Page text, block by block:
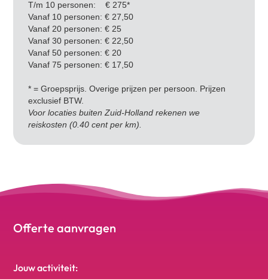
T/m 10 personen: € 275*
Vanaf 10 personen: € 27,50
Vanaf 20 personen: € 25
Vanaf 30 personen: € 22,50
Vanaf 50 personen: € 20
Vanaf 75 personen: € 17,50
* = Groepsprijs. Overige prijzen per persoon. Prijzen
exclusief BTW.
Voor locaties buiten Zuid-Holland rekenen we
reiskosten (0.40 cent per km).
Offerte aanvragen
Jouw activiteit: